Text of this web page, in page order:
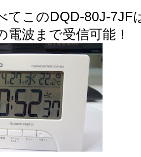
てこのDQD-80J-7JF
電波まで受信可能！